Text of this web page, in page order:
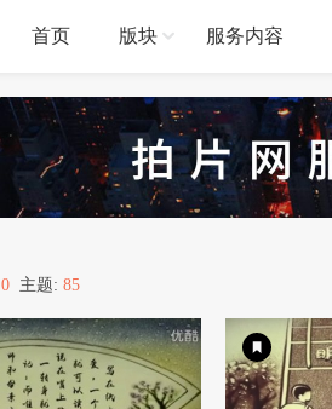
首页 版块 服务内容
0 主题: 85